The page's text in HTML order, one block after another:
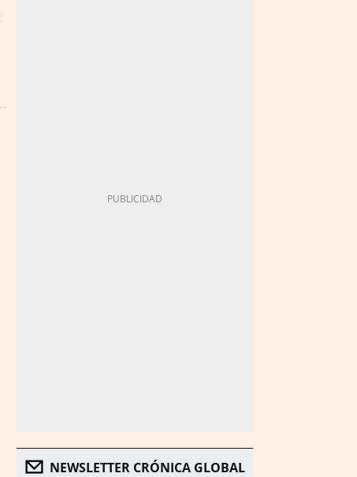
NEWSLETTER CRÓNICA GLOBAL